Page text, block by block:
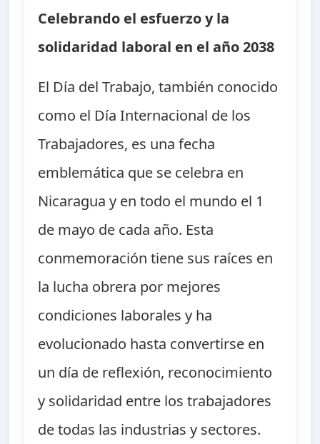
Celebrando el esfuerzo y la
solidaridad laboral en el año 2038
El Día del Trabajo, también conocido
como el Día Internacional de los
Trabajadores, es una fecha
emblemática que se celebra en
Nicaragua y en todo el mundo el 1
de mayo de cada año. Esta
conmemoración tiene sus raíces en
la lucha obrera por mejores
condiciones laborales y ha
evolucionado hasta convertirse en
un día de reflexión, reconocimiento
y solidaridad entre los trabajadores
de todas las industrias y sectores.